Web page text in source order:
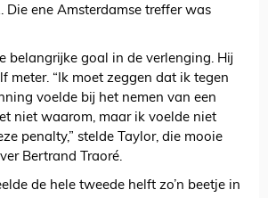
Die ene Amsterdamse treffer was
belangrijke goal in de verlenging. Hij
meter. “Ik moet zeggen dat ik tegen
voelde bij het nemen van een
niet waarom, maar ik voelde niet
penalty,” stelde Taylor, die mooie
Bertrand Traoré.
de hele tweede helft zo’n beetje in